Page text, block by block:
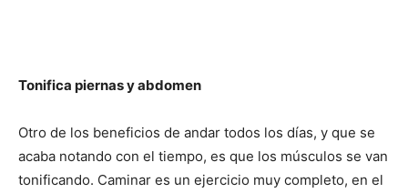
Tonifica piernas y abdomen
Otro de los beneficios de andar todos los días, y que se
acaba notando con el tiempo, es que los músculos se van
tonificando. Caminar es un ejercicio muy completo, en el